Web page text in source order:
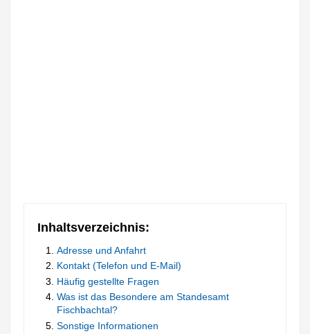
Inhaltsverzeichnis:
Adresse und Anfahrt
Kontakt (Telefon und E-Mail)
Häufig gestellte Fragen
Was ist das Besondere am Standesamt
Fischbachtal?
Sonstige Informationen